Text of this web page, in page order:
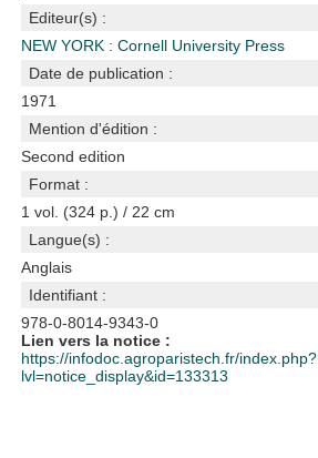
Editeur(s) :
NEW YORK : Cornell University Press
Date de publication :
1971
Mention d'édition :
Second edition
Format :
1 vol. (324 p.) / 22 cm
Langue(s) :
Anglais
Identifiant :
978-0-8014-9343-0
Lien vers la notice :
https://infodoc.agroparistech.fr/index.php?
lvl=notice_display&id=133313